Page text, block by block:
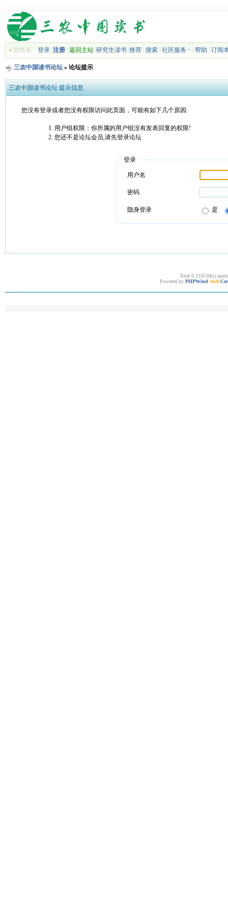
»您尚未 登录 注册| 返回主站| 研究生读书| 推荐| 搜索| 社区服务 帮助 订阅
三农中国读书论坛» 论坛提示
三农中国读书论坛 提示信息
您没有登录或者您没有权限访问此页面，可能有如下几个原因:
用户组权限：你所属的用户组没有发表回复的权限!
您还不是论坛会员,请先登录论坛
登录
用户名
密码
隐身登录 是
Total 0.210538(s)
Powered by PHPWind v6.0